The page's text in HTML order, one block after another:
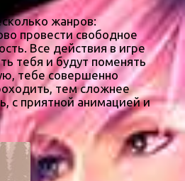
жанров:
провести свободное
Все действия в игре
тебя и будут поменять
тебе совершенно
тем сложнее
с приятной анимацией и